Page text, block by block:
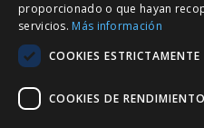
proporcionado o que hayan
servicios. Más información
COOKIES ESTRICTAMENTE
COOKIES DE RENDIMIENTO